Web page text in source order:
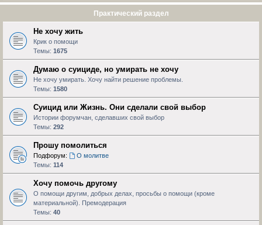
Практический раздел
Не хочу жить
Крик о помощи
Темы: 1675
Думаю о суициде, но умирать не хочу
Не хочу умирать. Хочу найти решение проблемы.
Темы: 1580
Суицид или Жизнь. Они сделали свой выбор
Истории форумчан, сделавших свой выбор
Темы: 292
Прошу помолиться
Подфорум:
О молитве
Темы: 114
Хочу помочь другому
О помощи другим, добрых делах, просьбы о помощи (кроме
материальной). Премодерация
Темы: 40